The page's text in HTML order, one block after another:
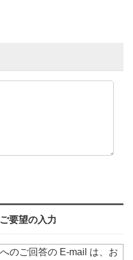
要望の入力
のご回答の E-mail は、お